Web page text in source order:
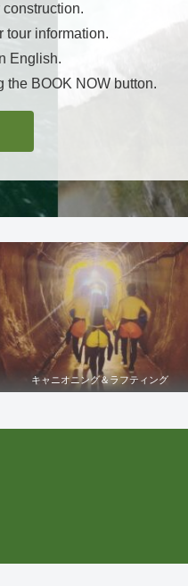
tour information.
English.
the BOOK NOW button.
キャニオニング＆ラフティング